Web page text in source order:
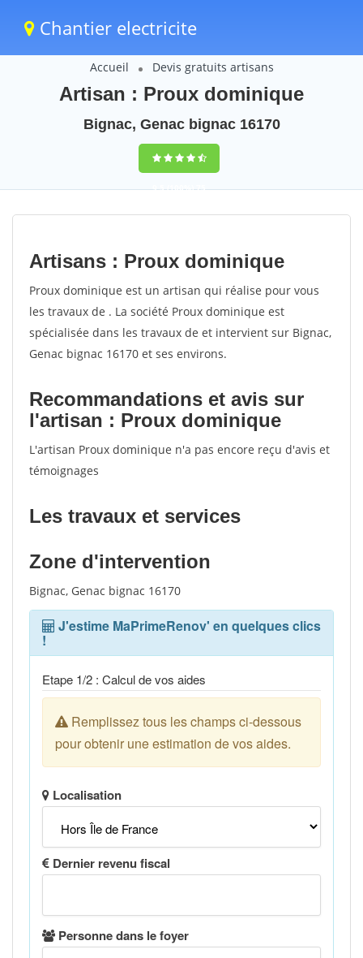
Chantier electricite
Accueil Devis gratuits artisans
Artisan : Proux dominique
Bignac, Genac bignac 16170
9,5(100%)75
votes
Artisans : Proux dominique
Proux dominique est un artisan qui réalise pour vous
les travaux de . La société Proux dominique est
spécialisée dans les travaux de et intervient sur Bignac,
Genac bignac 16170 et ses environs.
Recommandations et avis sur
l'artisan : Proux dominique
L'artisan Proux dominique n'a pas encore reçu d'avis et
témoignages
Les travaux et services
Zone d'intervention
Bignac, Genac bignac 16170